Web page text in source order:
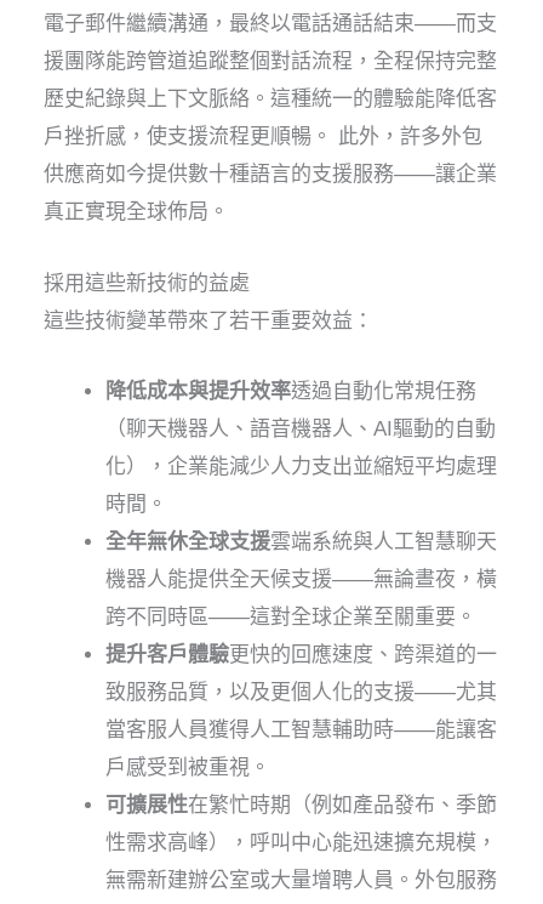
電子郵件繼續溝通，最終以電話通話結束——而支
援團隊能跨管道追蹤整個對話流程，全程保持完整
歷史紀錄與上下文脈絡。這種統一的體驗能降低客
戶挫折感，使支援流程更順暢。 此外，許多外包
供應商如今提供數十種語言的支援服務——讓企業
真正實現全球佈局。
採用這些新技術的益處
這些技術變革帶來了若干重要效益：
降低成本與提升效率透過自動化常規任務
（聊天機器人、語音機器人、AI驅動的自動
化），企業能減少人力支出並縮短平均處理
時間。
全年無休全球支援雲端系統與人工智慧聊天
機器人能提供全天候支援——無論晝夜，橫
跨不同時區——這對全球企業至關重要。
提升客戶體驗更快的回應速度、跨渠道的一
致服務品質，以及更個人化的支援——尤其
當客服人員獲得人工智慧輔助時——能讓客
戶感受到被重視。
可擴展性在繁忙時期（例如產品發布、季節
性需求高峰），呼叫中心能迅速擴充規模，
無需新建辦公室或大量增聘人員。外包服務